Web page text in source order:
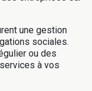
une gestion
sociales.
ou des
à vos